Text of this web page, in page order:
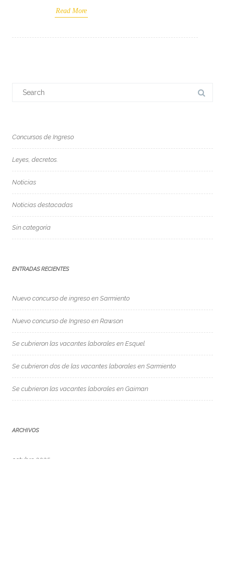
Read More
Concursos de Ingreso
Leyes, decretos.
Noticias
Noticias destacadas
Sin categoría
ENTRADAS RECIENTES
Nuevo concurso de ingreso en Sarmiento
Nuevo concurso de Ingreso en Rawson
Se cubrieron las vacantes laborales en Esquel
Se cubrieron dos de las vacantes laborales en Sarmiento
Se cubrieron las vacantes laborales en Gaiman
ARCHIVOS
octubre 2025